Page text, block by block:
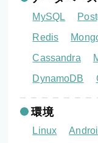
MySQL
Redis
Cassandra
DynamoDB
環境
Linux